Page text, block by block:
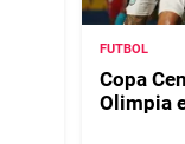
FUTBOL
Copa
Olimpia